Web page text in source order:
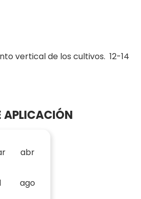
vertical de los cultivos. 12-14
APLICACIÓN
abr
ago